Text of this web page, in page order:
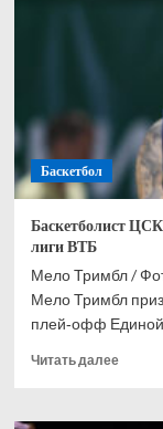
в
истории
стал
лиги
Баскетбол
Баскетболист
лиги ВТБ
Мело Тримбл /
Мело Тримбл
плей‑офф Единой
Читать далее